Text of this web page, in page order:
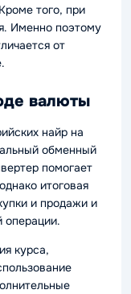
того, при
Именно поэтому
от
валюты
найр на
обменный
помогает
итоговая
и продажи и
операции.
курса,